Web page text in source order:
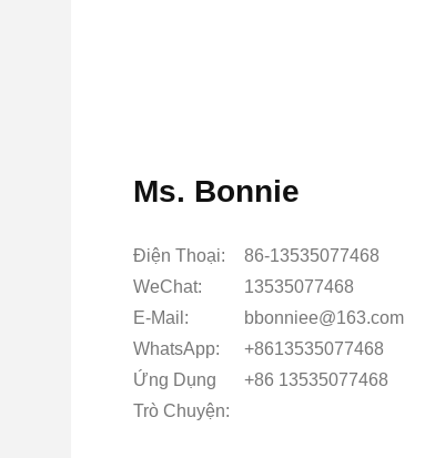
Ms. Bonnie
Điện Thoại:
86-13535077468
WeChat:
13535077468
E-Mail:
bbonniee@163.com
WhatsApp:
+8613535077468
Ứng Dụng
Trò Chuyện:
+86 13535077468